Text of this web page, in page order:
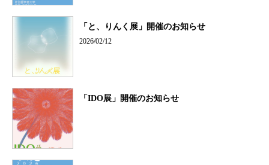
「と、りんく展」開催のお知らせ
2026/02/12
「IDO展」開催のお知らせ